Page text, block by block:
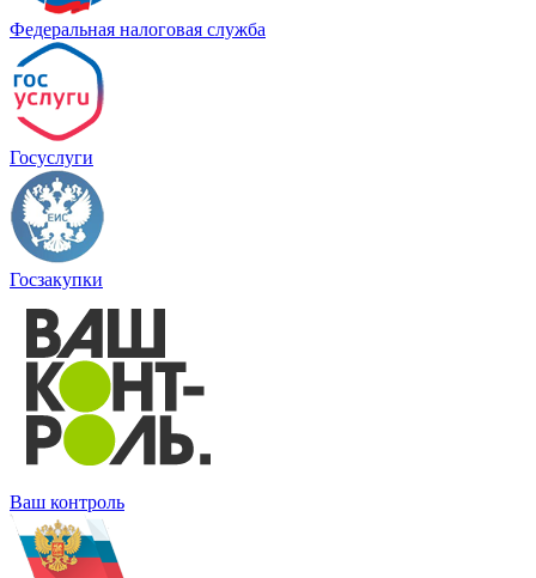
Федеральная налоговая служба
Госуслуги
Госзакупки
Ваш контроль